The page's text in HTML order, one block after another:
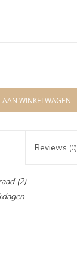
AAN WINKELWAGEN
Reviews (0)
(2)